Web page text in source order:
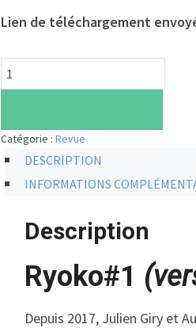
Lien de téléchargement
quantité
de
(ebook)
39
curieuses
Japon
Catégorie : Revue
DESCRIPTION
INFORMATIONS
Description
Ryoko#1
Depuis 2017, Julien Giry et